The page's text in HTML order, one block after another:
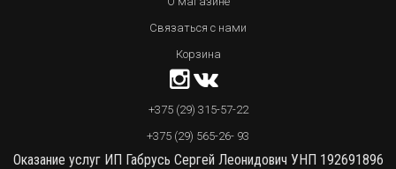
Связаться с нами
Корзина
+375 (29) 315-57-22
+375 (29) 565-26- 93
Оказание услуг ИП Габрусь Сергей Леонидович УНП 192691896